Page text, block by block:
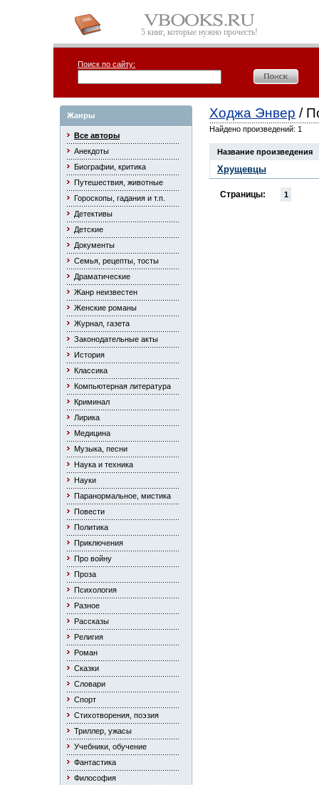
5 книг, которые нужно прочесть!
Поиск по сайту:
Жанры
Все авторы
Анекдоты
Биографии, критика
Путешествия, животные
Гороскопы, гадания и т.п.
Детективы
Детские
Документы
Семья, рецепты, тосты
Драматические
Жанр неизвестен
Женские романы
Журнал, газета
Законодательные акты
История
Классика
Компьютерная литература
Криминал
Лирика
Медицина
Музыка, песни
Наука и техника
Науки
Паранормальное, мистика
Повести
Политика
Приключения
Про войну
Проза
Психология
Разное
Рассказы
Религия
Роман
Сказки
Словари
Спорт
Стихотворения, поэзия
Триллер, ужасы
Учебники, обучение
Фантастика
Философия
Ходжа Энвер /
Найдено произведений: 1
Название произведения
Хрущевцы
Страницы: 1